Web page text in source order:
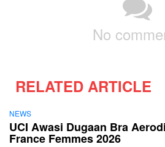
No
RELATED ARTICLE
NEWS
UCI Awasi Dugaan Bra
France Femmes 2026